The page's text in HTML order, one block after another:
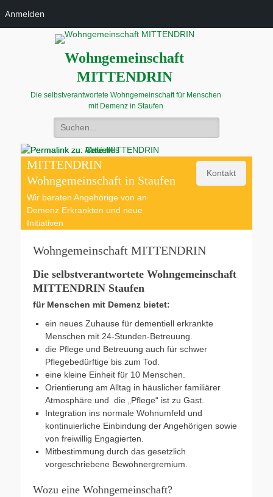
Anmelden
Wohngemeinschaft
MITTENDRIN
Die selbstverantwortete Wohngemeinschaft für Menschen
mit Demenz in Staufen
Suchen
nach:
Café MITTENDRIN
Veröffentlicht
am
Von
Jan
Aktuelles
Veröffentlicht
am
Von
Bianka
Verein
Veröffentlicht
am
Von
Bianka
MITTENDRIN
Wohngemeinschaft in Staufen
Wir beraten Angehörige von an
Demenz Erkrankten und neue
Initiativen
Kontakt
Wohngemeinschaft MITTENDRIN
Die selbstverantwortete Wohngemeinschaft
MITTENDRIN Staufen
für Menschen mit Demenz bietet:
ein neues Zuhause für dementiell erkrankte
Menschen mit 24-Stunden-Betreuung.
die Pflege und Betreuung auch für schwer
Pflegebedürftige bis zum Tod.
eine kleine Einheit für 10 Menschen.
Orientierung am Alltag in häuslicher familiärer
Atmosphäre und die „Pflege“ ist zu Gast.
Integration ins normale Wohnumfeld und
kontinuierliche Einbindung der Angehörigen sowie
von freiwillig Engagierten.
Mitbestimmung durch das gesetzlich
vorgeschriebene Bewohnergremium.
Wozu eine Wohngemeinschaft?